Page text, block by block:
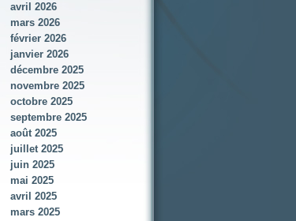
avril 2026
mars 2026
février 2026
janvier 2026
décembre 2025
novembre 2025
octobre 2025
septembre 2025
août 2025
juillet 2025
juin 2025
mai 2025
avril 2025
mars 2025